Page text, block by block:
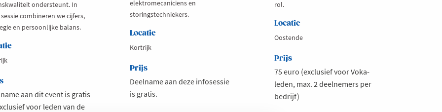
ondersteunt. In
combineren we cijfers,
en persoonlijke balans.
aan dit event is gratis
voor leden van de
elektromecaniciens en
storingstechniekers.
Locatie
Kortrijk
Prijs
Deelname aan deze infosessie
is gratis.
rol.
Locatie
Oostende
Prijs
75 euro (exclusief voor Voka-
leden, max. 2 deelnemers per
bedrijf)